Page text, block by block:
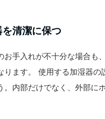
を清潔に保つ
お手入れが不十分な場合も
ります。 使用する加湿器
。内部だけでなく、外部に